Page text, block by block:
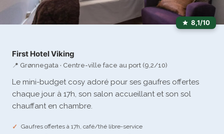
8,1/10
First Hotel Viking
📍 Grønnegata · Centre-ville face au port (9,2/10)
Le mini-budget cosy adoré pour ses gaufres offertes
chaque jour à 17h, son salon accueillant et son sol
chauffant en chambre.
Gaufres offertes à 17h, café/thé libre-service